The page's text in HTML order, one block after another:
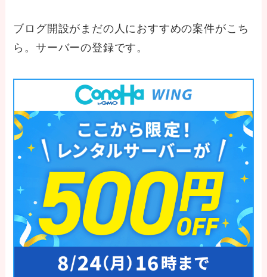
ブログ開設がまだの人におすすめの案件がこち
ら。サーバーの登録です。